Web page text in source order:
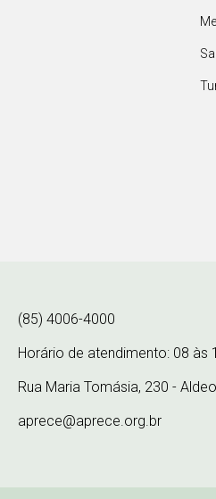
(85) 4006-4000
Horário de atendimento: 08 às
Rua Maria Tomásia, 230 -
aprece@aprece.org.br